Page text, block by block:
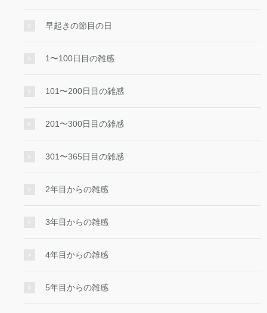
早起きの節目の日
1〜100日目の雑感
101〜200日目の雑感
201〜300日目の雑感
301〜365日目の雑感
2年目からの雑感
3年目からの雑感
4年目からの雑感
5年目からの雑感